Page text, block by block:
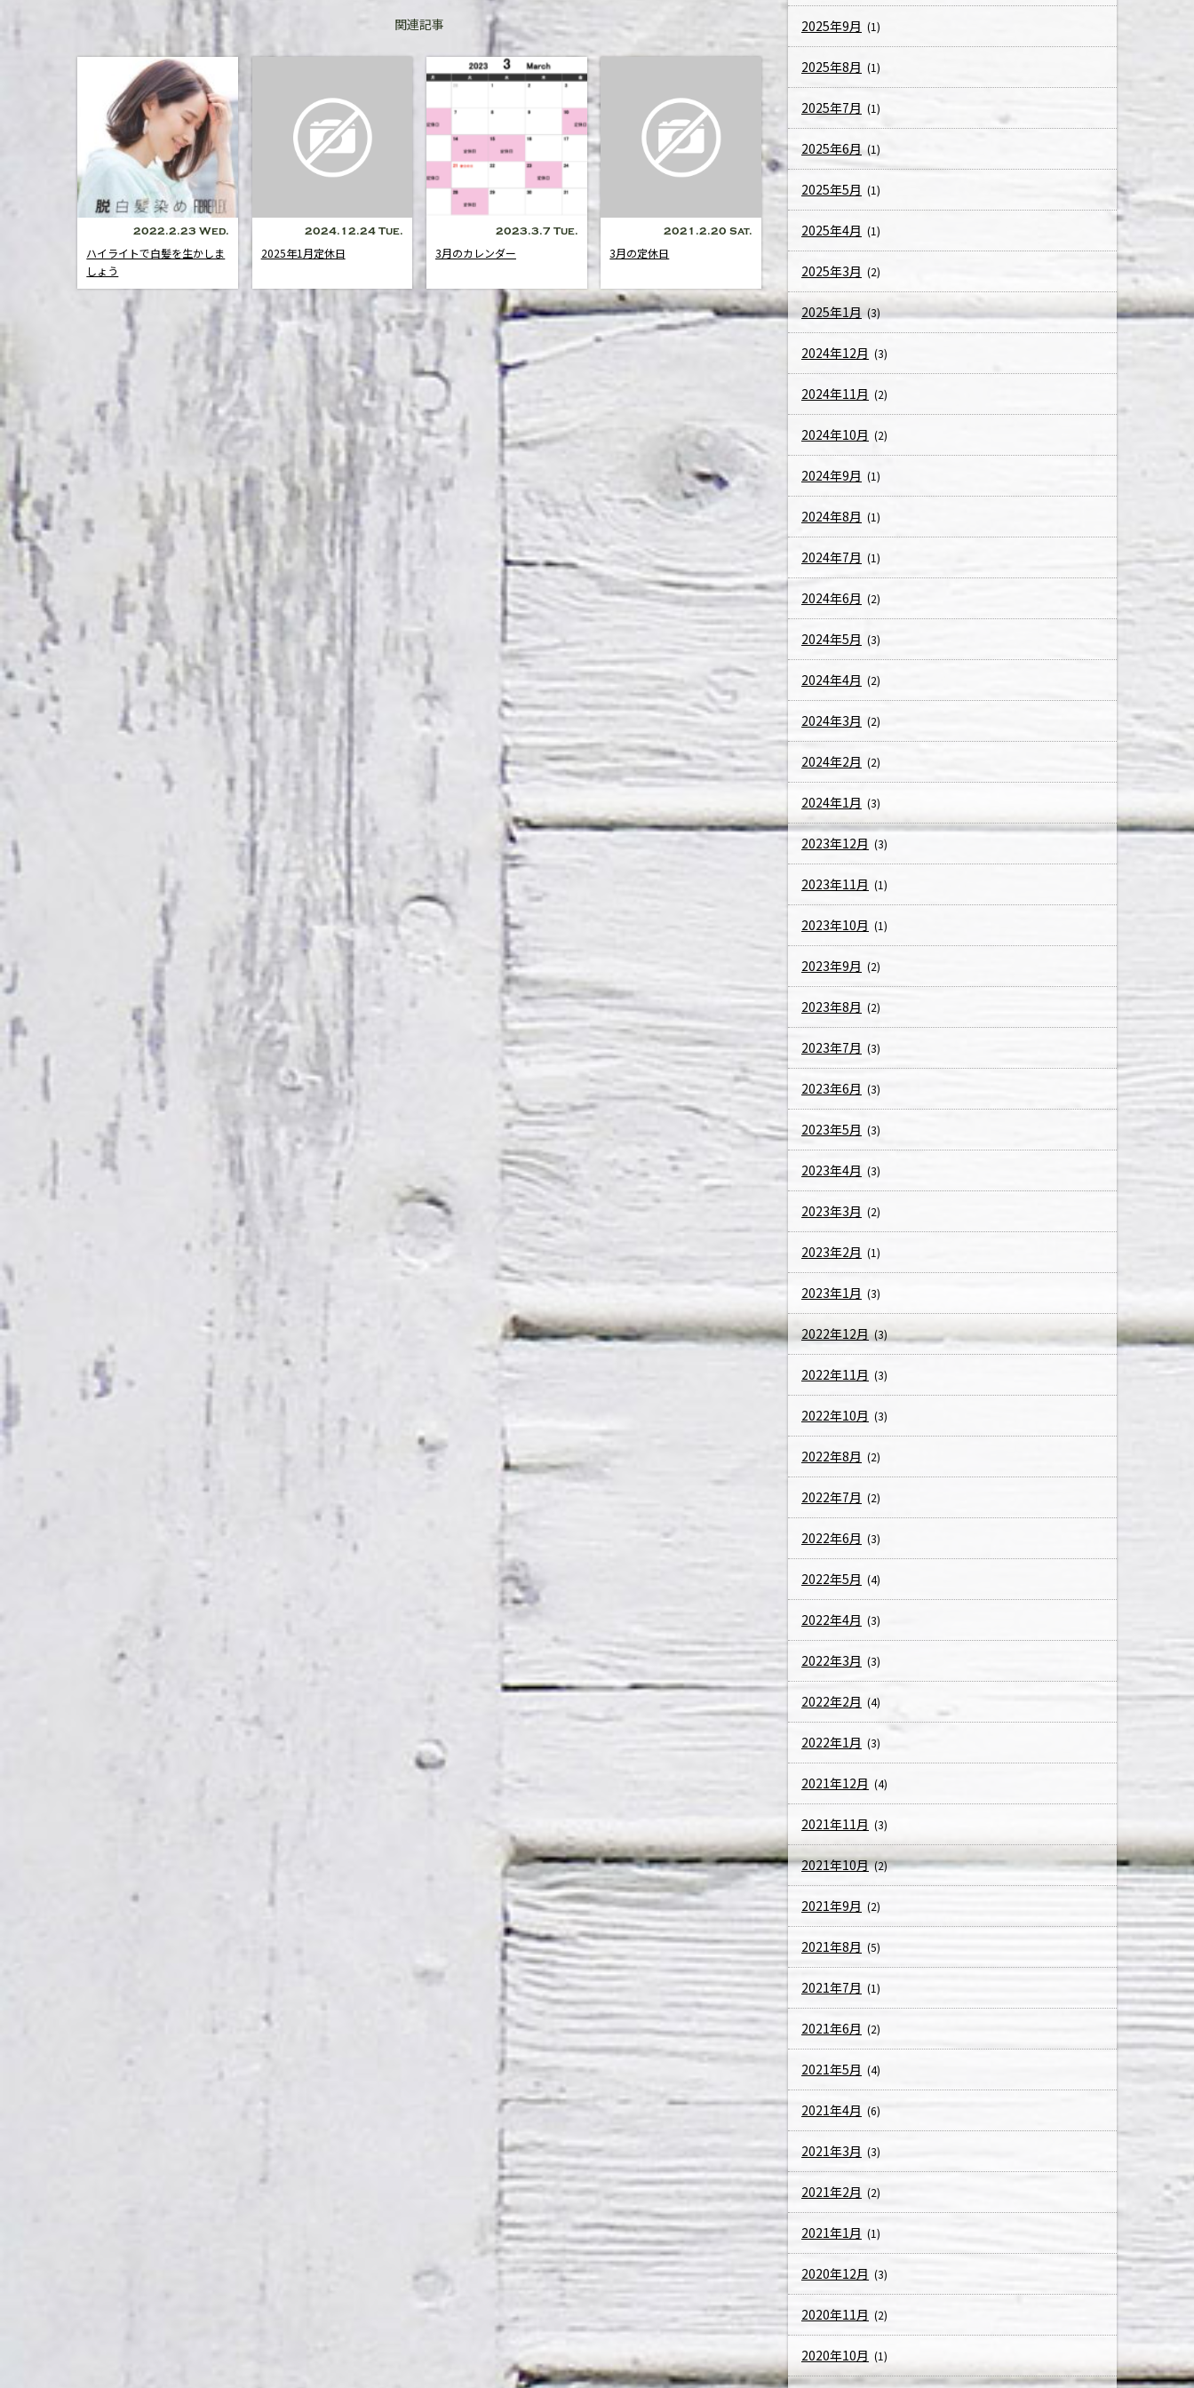
関連記事
2022.2.23 Wed.
ハイライトで白髪を生かしま
しょう
2024.12.24 Tue.
2025年1月定休日
2023.3.7 Tue.
3月のカレンダー
2021.2.20 Sat.
3月の定休日
2025年9月 (1)
2025年8月 (1)
2025年7月 (1)
2025年6月 (1)
2025年5月 (1)
2025年4月 (1)
2025年3月 (2)
2025年1月 (3)
2024年12月 (3)
2024年11月 (2)
2024年10月 (2)
2024年9月 (1)
2024年8月 (1)
2024年7月 (1)
2024年6月 (2)
2024年5月 (3)
2024年4月 (2)
2024年3月 (2)
2024年2月 (2)
2024年1月 (3)
2023年12月 (3)
2023年11月 (1)
2023年10月 (1)
2023年9月 (2)
2023年8月 (2)
2023年7月 (3)
2023年6月 (3)
2023年5月 (3)
2023年4月 (3)
2023年3月 (2)
2023年2月 (1)
2023年1月 (3)
2022年12月 (3)
2022年11月 (3)
2022年10月 (3)
2022年8月 (2)
2022年7月 (2)
2022年6月 (3)
2022年5月 (4)
2022年4月 (3)
2022年3月 (3)
2022年2月 (4)
2022年1月 (3)
2021年12月 (4)
2021年11月 (3)
2021年10月(2)
2021年9月 (2)
2021年8月 (5)
2021年7月 (1)
2021年6月 (2)
2021年5月 (4)
2021年4月 (6)
2021年3月 (3)
2021年2月 (2)
2021年1月 (1)
2020年12月 (3)
2020年11月 (2)
2020年10月 (1)